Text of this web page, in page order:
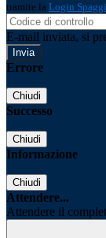
tramite la Login
E-mail inviata, si
Errore
Chiudi
Successo
Chiudi
Informazione
Chiudi
Attendere...
Attendere il